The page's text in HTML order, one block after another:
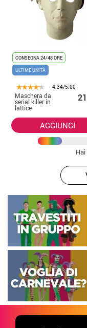
CONSEGNA 24/48 ORE
ULTIME UNITÀ
4.34/5.00
Maschera da
serial killer in
lattice
AGGIUNGI